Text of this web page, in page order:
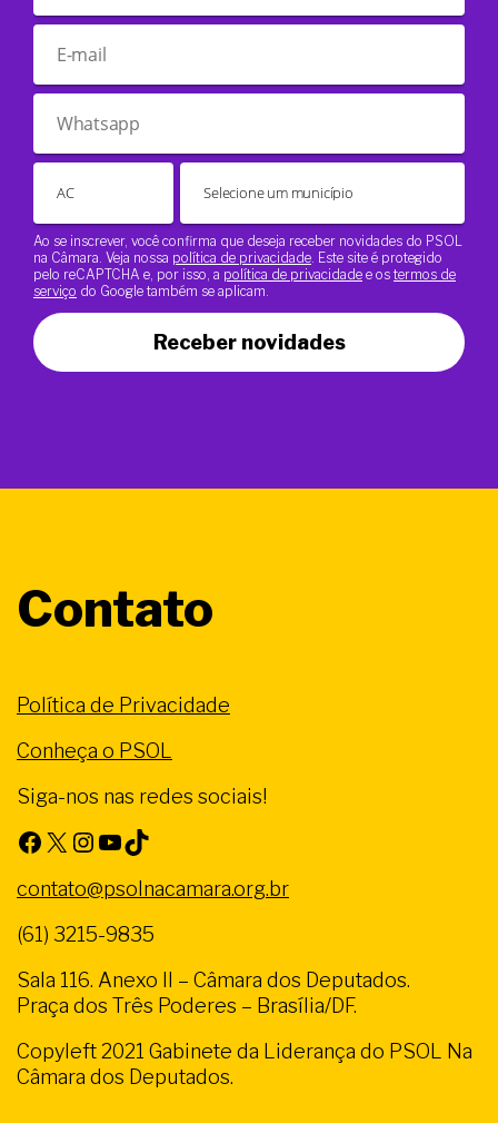
Ao se inscrever, você confirma que deseja receber novidades do PSOL
na Câmara. Veja nossa política de privacidade . Este site é protegido
pelo reCAPTCHA e, por isso, a política de privacidade e os termos de
serviço do Google também se aplicam.
Receber novidades
Contato
Política de Privacidade
Conheça o PSOL
Siga-nos nas redes sociais!
Facebook X Instagram Youtube TikTok
contato@psolnacamara.org.br
(61) 3215-9835
Sala 116. Anexo II – Câmara dos Deputados.
Praça dos Três Poderes – Brasília/DF.
Copyleft 2021 Gabinete da Liderança do PSOL Na
Câmara dos Deputados.